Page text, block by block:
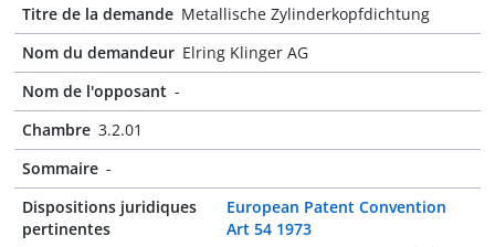
Titre de la demande Metallische Zylinderkopfdichtung
Nom du demandeur Elring Klinger AG
Nom de l'opposant -
Chambre 3.2.01
Sommaire -
Dispositions juridiques
pertinentes
European Patent Convention
Art 54 1973